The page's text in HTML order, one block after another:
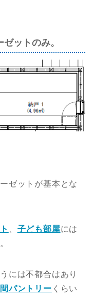
ットのみ。
ゼットが基本とな
、 子ども部屋には
には不都合はあり
パントリー くらい